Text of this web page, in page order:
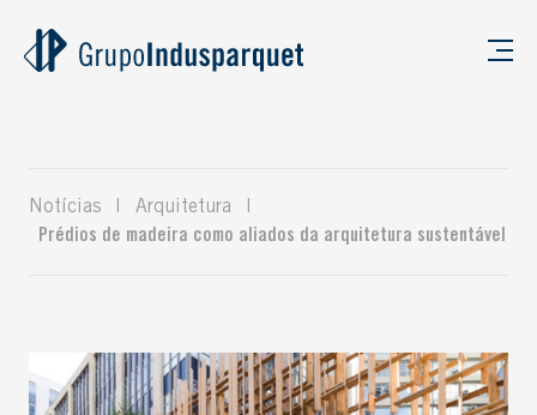
Notícias Arquitetura
Prédios de madeira como aliados da arquitetura sustentável